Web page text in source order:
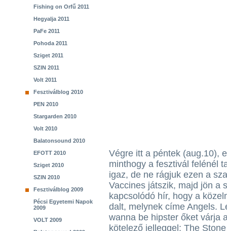
Fishing on Orfű 2011
Hegyalja 2011
PaFe 2011
Pohoda 2011
Sziget 2011
SZIN 2011
Volt 2011
Fesztiválblog 2010
PEN 2010
Stargarden 2010
Volt 2010
Balatonsound 2010
EFOTT 2010
Sziget 2010
SZIN 2010
Fesztiválblog 2009
Pécsi Egyetemi Napok
2009
VOLT 2009
Végre itt a péntek (aug.10),
minthogy a fesztivál felénél
igaz, de ne rágjuk ezen a
Vaccines játszik, majd jön a
kapcsolódó hír, hogy a
dalt, melynek címe Angels.
wanna be hipster őket várja
kötelező jelleggel: The